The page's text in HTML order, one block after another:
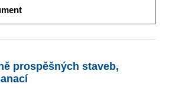
prospěšných staveb,